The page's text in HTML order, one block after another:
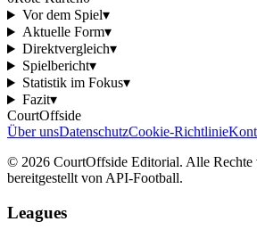
Vor dem Spiel▾
Aktuelle Form▾
Direktvergleich▾
Spielbericht▾
Statistik im Fokus▾
Fazit▾
CourtOffside
Über unsDatenschutzCookie-Richtlinie
© 2026 CourtOffside Editorial. Alle Rechte
bereitgestellt von API-Football.
Leagues